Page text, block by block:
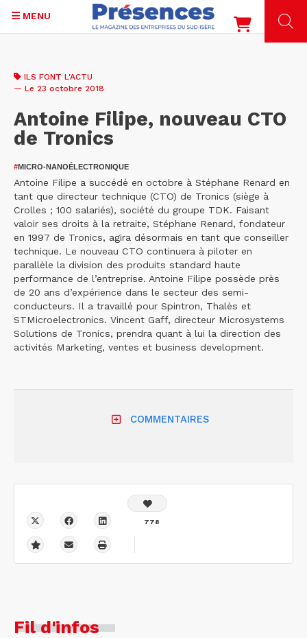
contenu
MENU
ILS FONT L'ACTU
— Le 23 octobre 2018
Antoine Filipe, nouveau CTO
de Tronics
#MICRO-NANOÉLECTRONIQUE
Antoine Filipe a succédé en octobre à Stéphane Renard en
tant que directeur technique (CTO) de Tronics (siège à
Crolles ; 100 salariés), société du groupe TDK. Faisant
valoir ses droits à la retraite, Stéphane Renard, fondateur
en 1997 de Tronics, agira désormais en tant que conseiller
technique. Le nouveau CTO continuera à piloter en
parallèle la division des produits standard haute
performance de l’entreprise. Antoine Filipe possède près
de 20 ans d’expérience dans le secteur des semi-
conducteurs. Il a travaillé pour Spintron, Thalès et
STMicroelectronics. Vincent Gaff, directeur Microsystems
Solutions de Tronics, prendra quant à lui la direction des
activités Marketing, ventes et business development.
COMMENTAIRES
778
Fil d'infos